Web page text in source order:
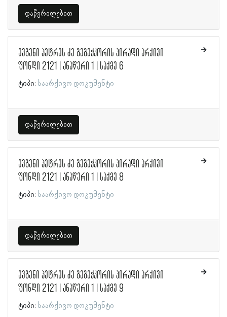
დაწვრილებით
ევგენი პეტრეს ძე გეგეჭკორის პირადი არქივი
ფონდი 2121 | ანაწერი 1 | საქმე 6
ტიპი: საარქივო დოკუმენტი
დაწვრილებით
ევგენი პეტრეს ძე გეგეჭკორის პირადი არქივი
ფონდი 2121 | ანაწერი 1 | საქმე 8
ტიპი: საარქივო დოკუმენტი
დაწვრილებით
ევგენი პეტრეს ძე გეგეჭკორის პირადი არქივი
ფონდი 2121 | ანაწერი 1 | საქმე 9
ტიპი: საარქივო დოკუმენტი